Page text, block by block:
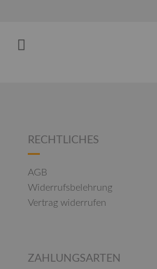
RECHTLICHES
AGB
Widerrufsbelehrung
Vertrag widerrufen
ZAHLUNGSARTEN